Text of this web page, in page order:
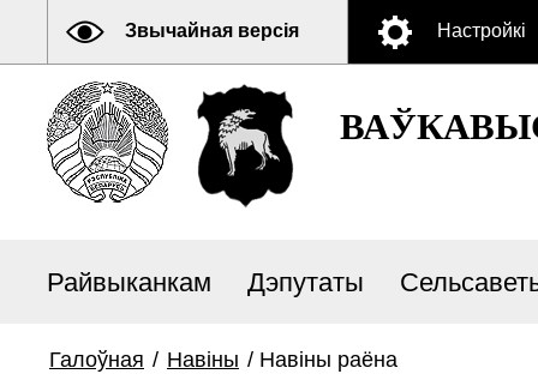
Звычайная версія Настройкі
Райвыканкам Дэпутаты
Галоўная / Навiны / Навiны раёна